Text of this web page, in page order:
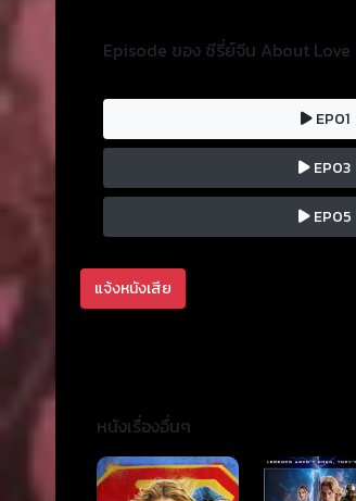
Episode ของ ซีรี่ย์จีน About
EP01
EP03
EP05
แจ้งหนังเสีย
หนังเรื่องอื่นๆ